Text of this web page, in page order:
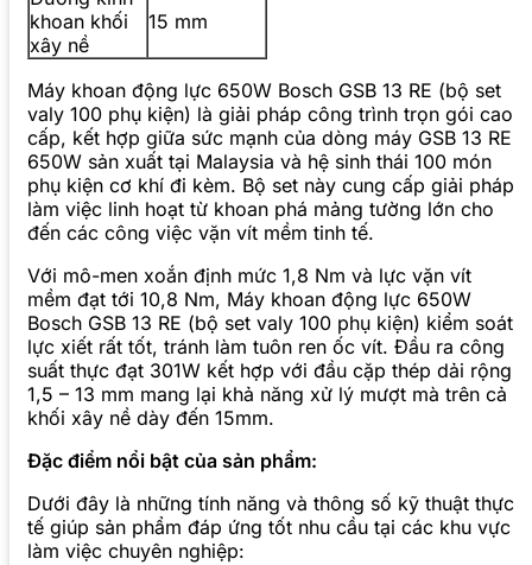
khoan khối
xây nề
15 mm
Máy khoan động lực 650W Bosch GSB 13 RE (bộ set
valy 100 phụ kiện) là giải pháp công trình trọn gói cao
cấp, kết hợp giữa sức mạnh của dòng máy GSB 13 RE
650W sản xuất tại Malaysia và hệ sinh thái 100 món
phụ kiện cơ khí đi kèm. Bộ set này cung cấp giải pháp
làm việc linh hoạt từ khoan phá mảng tường lớn cho
đến các công việc vặn vít mềm tinh tế.
Với mô-men xoắn định mức 1,8 Nm và lực vặn vít
mềm đạt tới 10,8 Nm, Máy khoan động lực 650W
Bosch GSB 13 RE (bộ set valy 100 phụ kiện) kiểm soát
lực xiết rất tốt, tránh làm tuôn ren ốc vít. Đầu ra công
suất thực đạt 301W kết hợp với đầu cặp thép dải rộng
1,5 – 13 mm mang lại khả năng xử lý mượt mà trên cả
khối xây nề dày đến 15mm.
Đặc điểm nổi bật của sản phẩm:
Dưới đây là những tính năng và thông số kỹ thuật thực
tế giúp sản phẩm đáp ứng tốt nhu cầu tại các khu vực
làm việc chuyên nghiệp: